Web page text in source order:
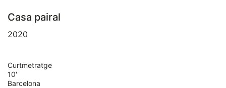
Casa pairal
2020
Curtmetratge
10′
Barcelona